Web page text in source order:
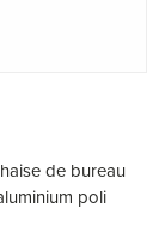
de bureau
poli